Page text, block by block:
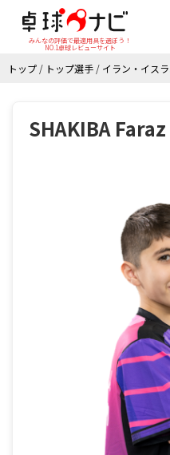
みんなの評価で最適用具を選ぼう！
NO.1卓球レビューサイト
トップ / トップ選手 / イラン・イス
SHAKIBA Faraz